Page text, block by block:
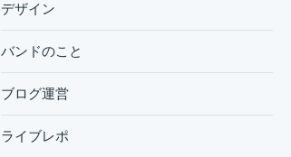
デザイン
バンドのこと
ブログ運営
ライブレポ